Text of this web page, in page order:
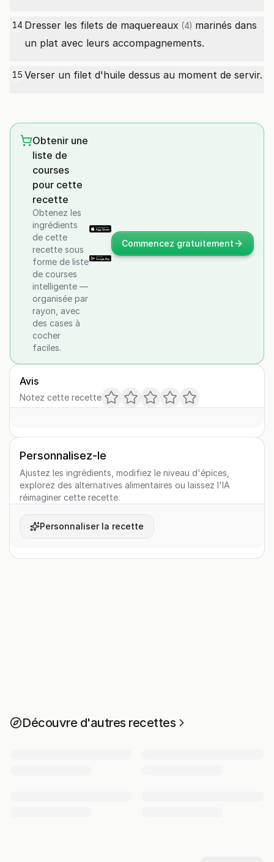
14 Dresser les filets de maquereaux (4) marinés dans
un plat avec leurs accompagnements.
15 Verser un filet d'huile dessus au moment de servir.
Obtenir une
liste de
courses
pour cette
recette
Obtenez les
ingrédients
de cette
recette sous
forme de liste
de courses
intelligente —
organisée par
rayon, avec
des cases à
cocher
faciles.
Commencez gratuitement
Avis
Notez cette recette
Personnalisez-le
Ajustez les ingrédients, modifiez le niveau d'épices,
explorez des alternatives alimentaires ou laissez l'IA
réimaginer cette recette.
Personnaliser la recette
Découvre d'autres recettes